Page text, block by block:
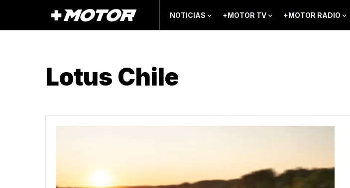
NOTICIAS +MOTOR TV +MOTOR RADIO
Lotus Chile